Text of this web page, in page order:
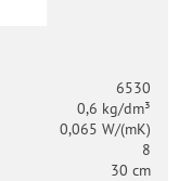
6530
0,6 kg/dm³
0,065 W/(mK)
8
30 cm